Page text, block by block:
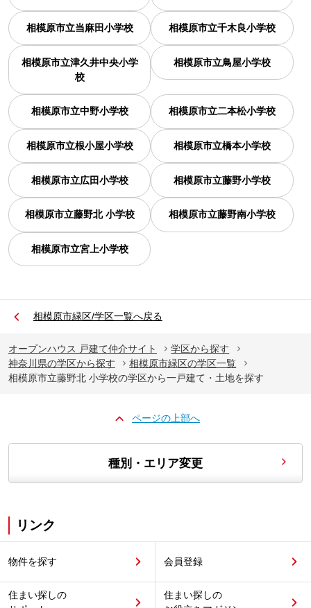
相模原市立当麻田小学校 相模原市立千木良小学校
相模原市立津久井中央小学
校
相模原市立鳥屋小学校
相模原市立中野小学校 相模原市立二本松小学校
相模原市立根小屋小学校 相模原市立橋本小学校
相模原市立広田小学校 相模原市立藤野小学校
相模原市立藤野北 小学校 相模原市立藤野南小学校
相模原市立宮上小学校
相模原市緑区/学区一覧へ戻る
オープンハウス 戸建て仲介サイト
学区から探す
神奈川県の学区から探す
相模原市緑区の学区一覧
相模原市立藤野北 小学校の学区から一戸建て・土地を探す
ページの上部へ
種別・エリア変更
リンク
物件を探す 会員登録
住まい探しの
住まい探しの